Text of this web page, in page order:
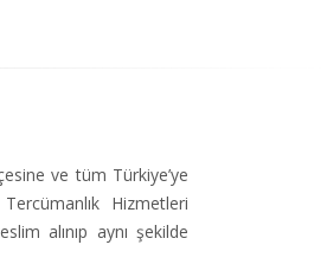
ve tüm Türkiye’ye
Hizmetleri
alınıp aynı şekilde